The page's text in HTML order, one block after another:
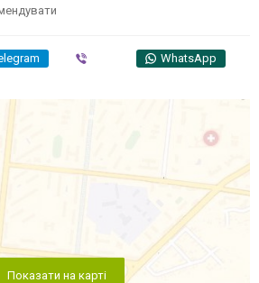
WhatsApp
Показати на карті